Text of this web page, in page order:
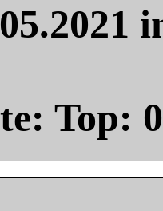
Top: 0